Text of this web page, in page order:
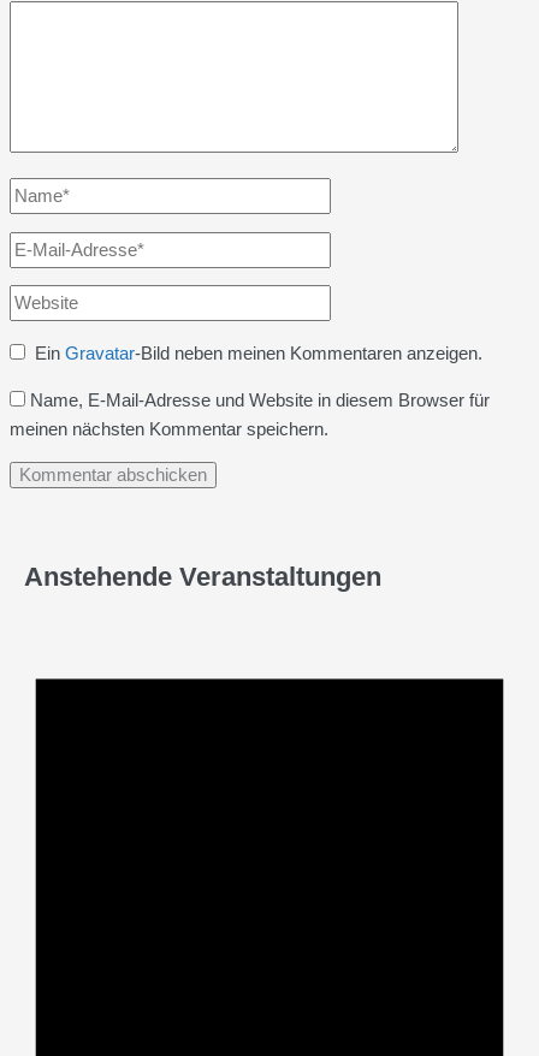
Name*
E-
Mail-
Adresse*
Website
Ein Gravatar-Bild neben meinen Kommentaren anzeigen.
Name, E-Mail-Adresse und Website in diesem Browser für
meinen nächsten Kommentar speichern.
Anstehende Veranstaltungen